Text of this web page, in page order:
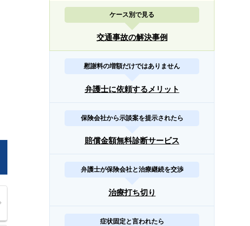
ケース別で見る
交通事故の解決事例
慰謝料の増額だけではありません
弁護士に依頼するメリット
保険会社から示談案を提示されたら
賠償金額無料診断サービス
弁護士が保険会社と治療継続を交渉
治療打ち切り
症状固定と言われたら